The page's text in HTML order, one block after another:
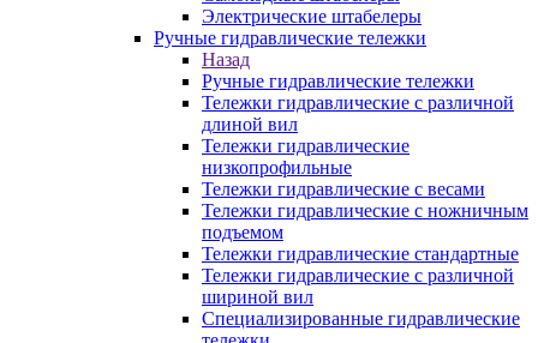
Электрические штабелеры
Ручные гидравлические тележки
Назад
Ручные гидравлические тележки
Тележки гидравлические с различной
длиной вил
Тележки гидравлические
низкопрофильные
Тележки гидравлические с весами
Тележки гидравлические с ножничным
подъемом
Тележки гидравлические стандартные
Тележки гидравлические с различной
шириной вил
Специализированные гидравлические